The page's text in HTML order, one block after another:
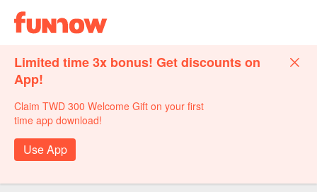
Limited time 3x bonus! Get discounts on
App!
Claim TWD 300 Welcome Gift on your first
time app download!
Use App